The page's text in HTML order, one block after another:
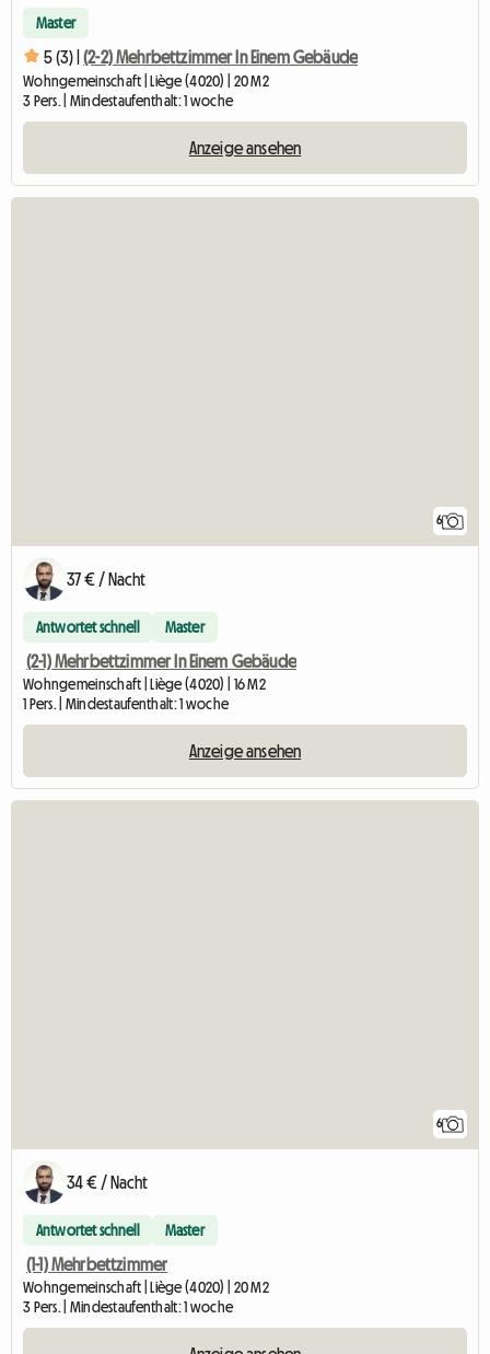
Master
5 (3) | (2-2) Mehrbettzimmer In Einem Gebäude
Wohngemeinschaft | Liège (4020) | 20 M2
3 Pers. | Mindestaufenthalt: 1 woche
Anzeige ansehen
6
37 € / Nacht
Antwortet schnell Master
(2-1) Mehrbettzimmer In Einem Gebäude
Wohngemeinschaft | Liège (4020) | 16 M2
1 Pers. | Mindestaufenthalt: 1 woche
Anzeige ansehen
6
34 € / Nacht
Antwortet schnell Master
(1-1) Mehrbettzimmer
Wohngemeinschaft | Liège (4020) | 20 M2
3 Pers. | Mindestaufenthalt: 1 woche